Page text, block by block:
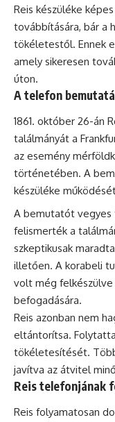
Reis készüléke
továbbítására, bár a
tökéletestől. Ennek
amely sikeresen
úton.
A telefon
október 26-án
találmányát a
az esemény
történetében. A
készüléke
A bemutatót vegyes
felismerték a
szkeptikusak
illetően. A korabeli
volt még felkészülve
befogadására.
Reis azonban nem
eltántorítsa.
tökéletesítését.
javítva az átvitel
Reis telefonjának
Reis folyamatosan